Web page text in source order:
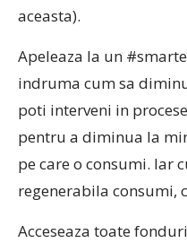
aceasta).
Apeleaza la un
indruma cum sa
poti interveni in
pentru a diminua la
pe care o consumi. Iar
regenerabila consumi,
Acceseaza toate